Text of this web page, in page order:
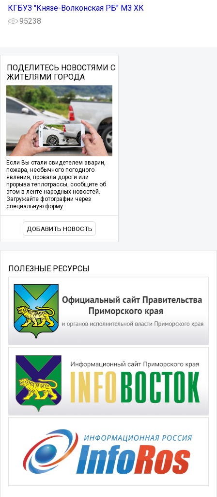
КГБУЗ "Князе-Волконская РБ" МЗ ХК
95238
ПОДЕЛИТЕСЬ НОВОСТЯМИ С
ЖИТЕЛЯМИ ГОРОДА
Если Вы стали свидетелем аварии,
пожара, необычного погодного
явления, провала дороги или
прорыва теплотрассы, сообщите об
этом в ленте народных новостей.
Загружайте фотографии через
специальную форму.
ДОБАВИТЬ НОВОСТЬ
ПОЛЕЗНЫЕ РЕСУРСЫ